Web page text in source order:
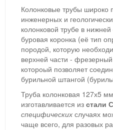
Колонковые трубы широко
инженерных и
колонковой трубе в
буровая коронка (её тип
породой, которую
верхней части -
котороый позволяет
бурильной штангой
Труба колонковая 127х5
изготавливается из стали
специфических случаях
чаще всего, для разовых